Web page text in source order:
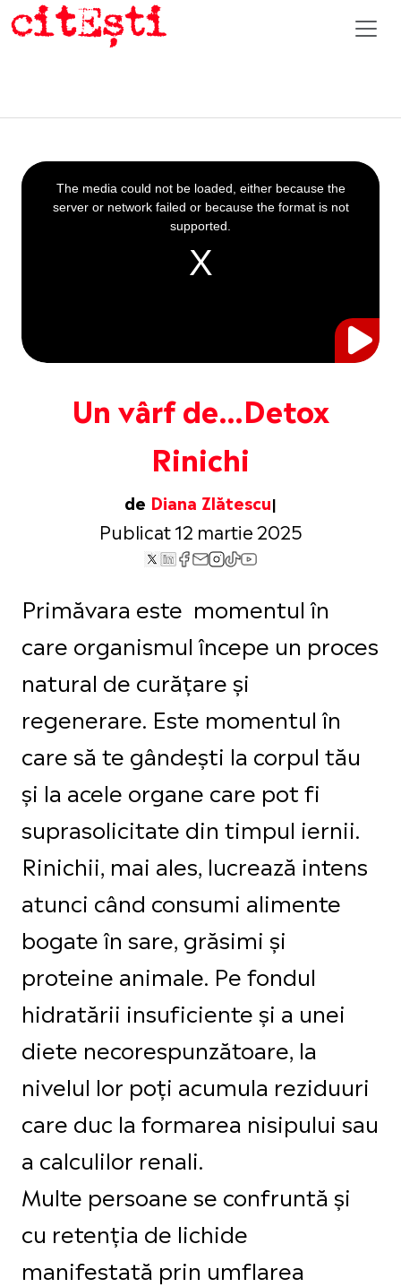
Un vârf de…Detox
Rinichi
de Diana Zlătescu
Publicat 12 martie 2025
This
is
a
The media could not be loaded, either because the
server or network failed or because the format is not
supported.
Primăvara este momentul în
care organismul începe un proces
natural de curățare și
regenerare. Este momentul în
care să te gândești la corpul tău
și la acele organe care pot fi
suprasolicitate din timpul iernii.
Rinichii, mai ales, lucrează intens
atunci când consumi alimente
bogate în sare, grăsimi și
proteine animale. Pe fondul
hidratării insuficiente și a unei
diete necorespunzătoare, la
nivelul lor poți acumula reziduuri
care duc la formarea nisipului sau
a calculilor renali.
Multe persoane se confruntă și
cu retenția de lichide
manifestată prin umflarea